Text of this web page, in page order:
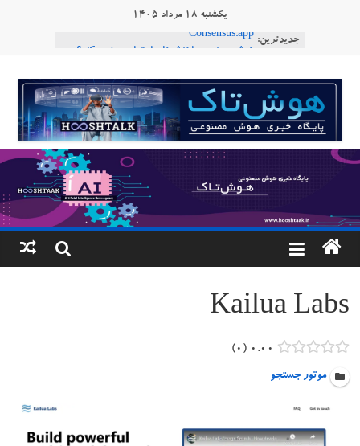
یکشنبه ۱۸ مرداد ۱۴۰۵
جدیدترین:
Consensus.app
طبیعی فارسی
ربات «Aru» محصول شرکت فرانسوی Nio
Robotics
ربات T‑800
هوشتاک
پایگاه
خبری
هوش
مصنوعی
www.hooshtaak.ir
Kailua Labs
۰.۰۰ ۰
موتور جستجو